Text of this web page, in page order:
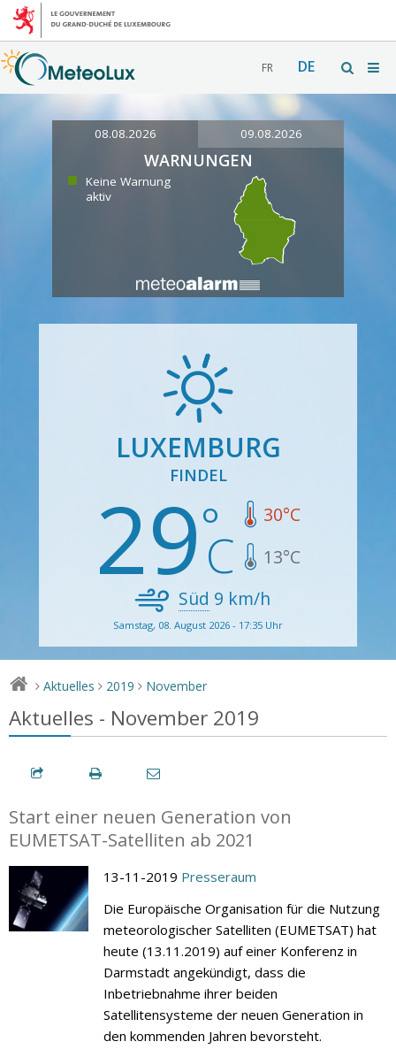
FR DE
08.08.2026 09.08.2026
WARNUNGEN
Keine Warnung
aktiv
LUXEMBURG
FINDEL
29 30°C
13°C
Süd 9 km/h
Samstag, 08. August 2026 - 17:35 Uhr
> Aktuelles > 2019 > November
Aktuelles - November 2019
Start einer neuen Generation von
EUMETSAT-Satelliten ab 2021
13-11-2019 Presseraum
Die Europäische Organisation für die Nutzung
meteorologischer Satelliten (EUMETSAT) hat
heute (13.11.2019) auf einer Konferenz in
Darmstadt angekündigt, dass die
Inbetriebnahme ihrer beiden
Satellitensysteme der neuen Generation in
den kommenden Jahren bevorsteht.